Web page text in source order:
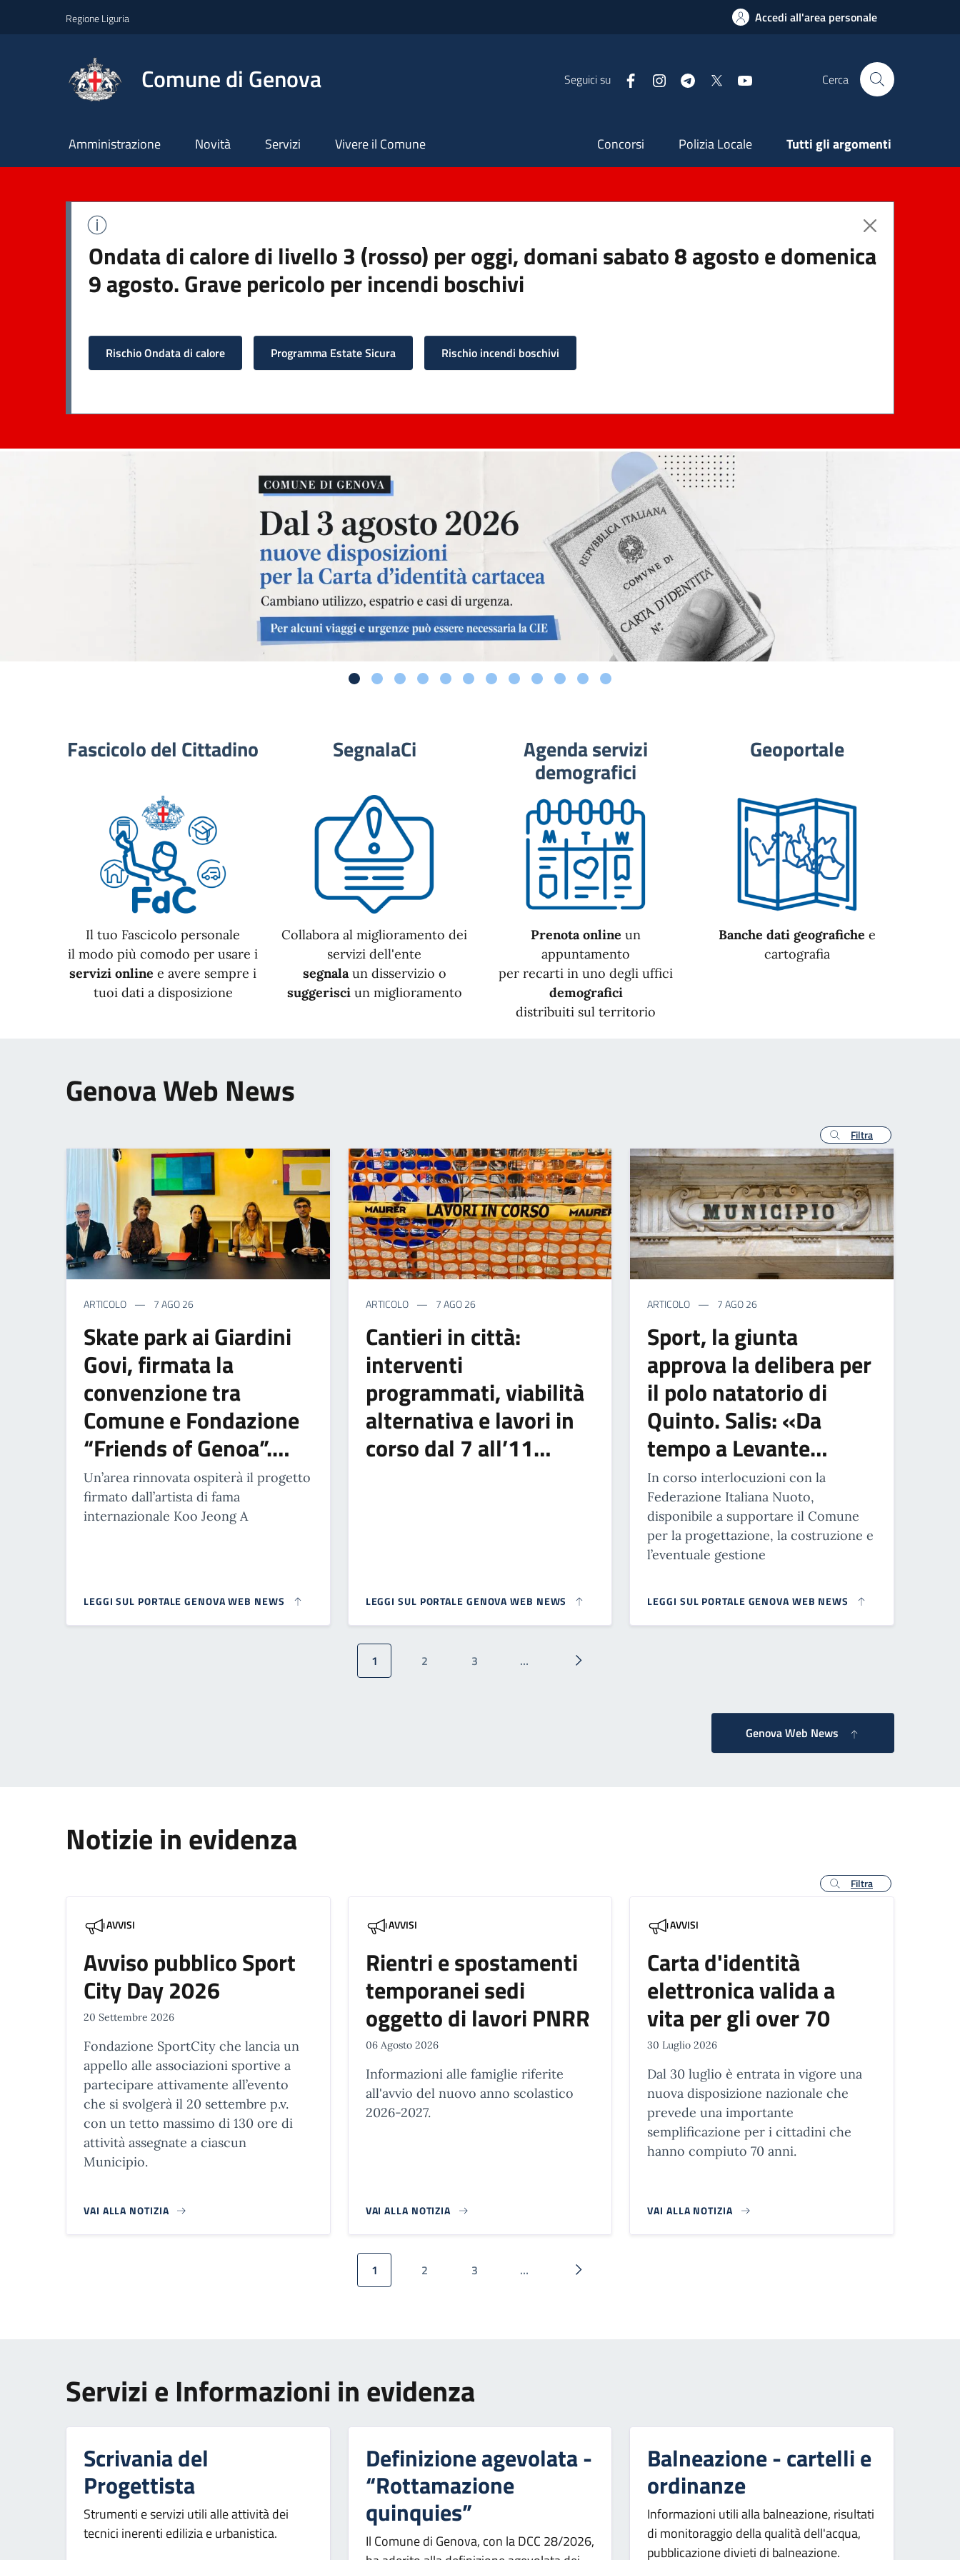
Regione Liguria Accedi all'area personale
Comune di Genova Seguici su FacebookInstagramTelegram Cerca
Principale
Amministrazione Novità Servizi Vivere il Comune Secondaria
Concorsi Polizia Locale Tutti gli argomenti
Ondata di calore di livello 3 (rosso) per oggi, domani sabato 8 agosto e domenica
9 agosto. Grave pericolo per incendi boschivi
Rischio Ondata di calore Programma Estate Sicura Rischio incendi boschivi
Fascicolo del Cittadino
Il tuo Fascicolo personale
il modo più comodo per usare i
servizi online e avere sempre i
tuoi dati a disposizione
SegnalaCi
Collabora al miglioramento dei
servizi dell'ente
segnalaun disservizio o
suggerisciun miglioramento
Agenda servizi
demografici
Prenota online un
appuntamento
per recarti in uno degli uffici
demografici
distribuiti sul territorio
Geoportale
Banche dati geografiche e
cartografia
Genova Web News
Filtra
ARTICOLO 7 AGO 26
Skate park ai Giardini
Govi, firmata la
convenzione tra
Comune e Fondazione
“Friends of Genoa”.…
Un’area rinnovata ospiterà il progetto
firmato dall’artista di fama
internazionale Koo Jeong A
LEGGI SUL PORTALE GENOVA WEB NEWS
ARTICOLO 7 AGO 26
Cantieri in città:
interventi
programmati, viabilità
alternativa e lavori in
corso dal 7 all’11…
LEGGI SUL PORTALE GENOVA WEB NEWS
ARTICOLO 7 AGO 26
Sport, la giunta
approva la delibera per
il polo natatorio di
Quinto. Salis: «Da
tempo a Levante…
In corso interlocuzioni con la
Federazione Italiana Nuoto,
disponibile a supportare il Comune
per la progettazione, la costruzione e
l’eventuale gestione
LEGGI SUL PORTALE GENOVA WEB NEWS
Pagina attuale
1 Pagina
2 Pagina
3 … Pagina successiva
Genova Web News
Notizie in evidenza
Filtra
AVVISI
Avviso pubblico Sport
City Day 2026
20 Settembre 2026
Fondazione SportCity che lancia un
appello alle associazioni sportive a
partecipare attivamente all’evento
che si svolgerà il 20 settembre p.v.
con un tetto massimo di 130 ore di
attività assegnate a ciascun
Municipio.
VAI ALLA NOTIZIA
AVVISI
Rientri e spostamenti
temporanei sedi
oggetto di lavori PNRR
06 Agosto 2026
Informazioni alle famiglie riferite
all'avvio del nuovo anno scolastico
2026-2027.
VAI ALLA NOTIZIA
AVVISI
Carta d'identità
elettronica valida a
vita per gli over 70
30 Luglio 2026
Dal 30 luglio è entrata in vigore una
nuova disposizione nazionale che
prevede una importante
semplificazione per i cittadini che
hanno compiuto 70 anni.
VAI ALLA NOTIZIA
Pagina attuale
1 Pagina
2 Pagina
3 … Pagina successiva
Servizi e Informazioni in evidenza
Scrivania del
Progettista
Strumenti e servizi utili alle attività dei
tecnici inerenti edilizia e urbanistica.
Definizione agevolata -
“Rottamazione
quinquies”
Il Comune di Genova, con la DCC 28/2026,
Balneazione - cartelli e
ordinanze
Informazioni utili alla balneazione, risultati
di monitoraggio della qualità dell'acqua,
pubblicazione divieti di balneazione.